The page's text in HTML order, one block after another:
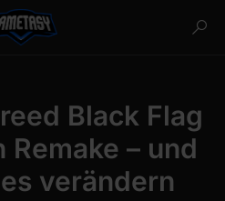
Black Flag
– und
verändern